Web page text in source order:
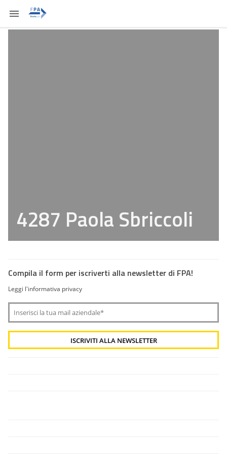
4287 Paola Sbriccoli
Compila il form per iscriverti alla newsletter di FPA!
Leggi l'informativa privacy